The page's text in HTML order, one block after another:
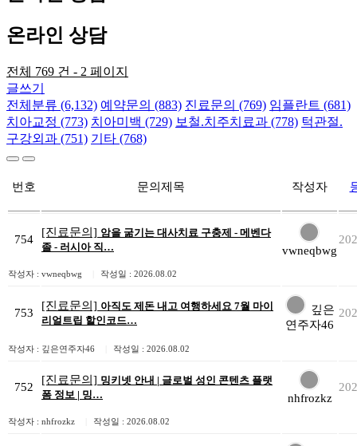
온라인 상담
전체 769 건 - 2 페이지
글쓰기
전체분류 (6,132) 예약문의 (883) 진료문의 (769) 임플란트 (681)
치아교정 (773) 치아미백 (729) 보철.치주치료과 (778) 턱관절.
구강외과 (751) 기타 (768)
번호 문의제목 작성자
754
[진료문의] 암을 굶기는 대사치료 구충제 - 메벤다
졸 - 러시아 직…
vwneqbwg
작성자 : vwneqbwg 작성일 : 2026.08.02
753
[진료문의] 아직도 제돈 내고 여행하세요 7월 마이
리얼트립 할인코드…
깊은
연주자46
작성자 : 깊은연주자46 작성일 : 2026.08.02
752
[진료문의] 밍키넷 안내 | 글로벌 성인 콘텐츠 플랫
폼 정보 | 밍…
nhfrozkz
작성자 : nhfrozkz 작성일 : 2026.08.02